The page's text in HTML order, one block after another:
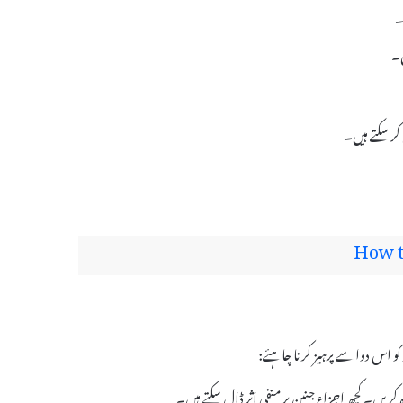
How
کچھ اجزاء جنین پر منفی اثر ڈال سکتے ہیں۔